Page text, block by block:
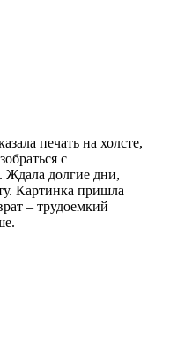
печать на холсте,
с
Ждала долгие дни,
Картинка пришла
– трудоемкий